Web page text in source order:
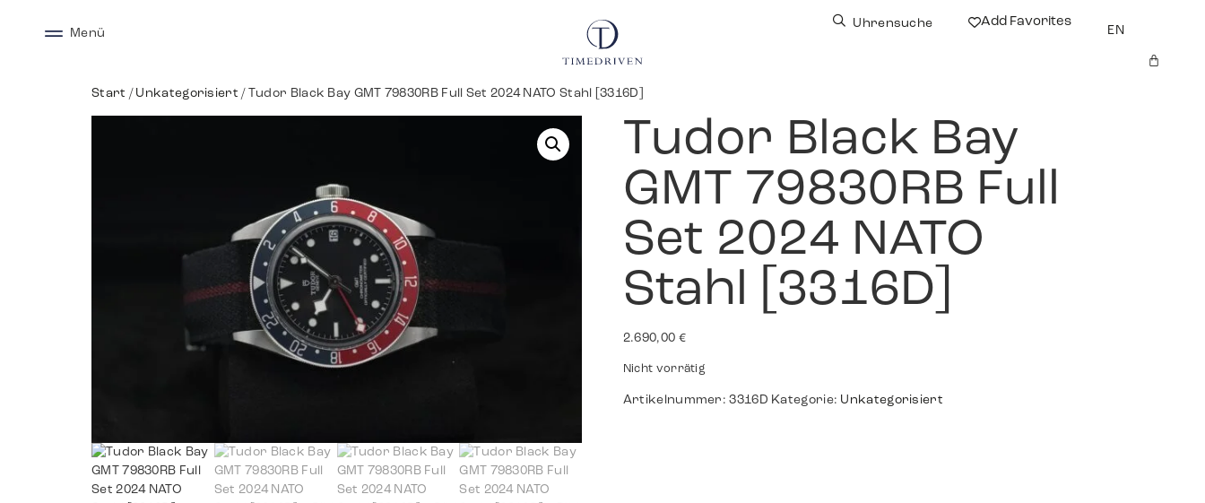
Menü
Uhrensuche Add Favorites
EN
Start / Unkategorisiert / Tudor Black Bay GMT 79830RB Full Set 2024 NATO Stahl [3316D]
Tudor Black Bay
GMT 79830RB Full
Set 2024 NATO
Stahl [3316D]
2.690,00 €
Nicht vorrätig
Artikelnummer:3316D Kategorie: Unkategorisiert